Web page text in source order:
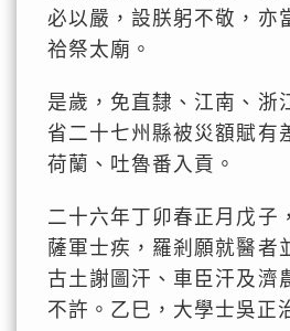
必以嚴，設朕躬不敬，亦
祫祭太廟。
是歲，免直隸、江南、浙
省二十七州縣被災額賦有
荷蘭、吐魯番入貢。
二十六年丁卯春正月戊子
薩軍士疾，羅剎願就醫者
古土謝圖汗、車臣汗及濟
不許。乙巳，大學士吳正